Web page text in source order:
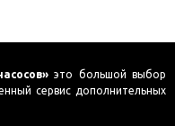
это большой выбор
сервис дополнительных